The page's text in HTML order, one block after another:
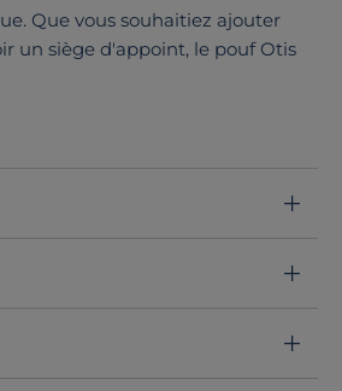
Que vous souhaitiez ajouter
un siège d'appoint, le pouf Otis
de décoration. Sa présence